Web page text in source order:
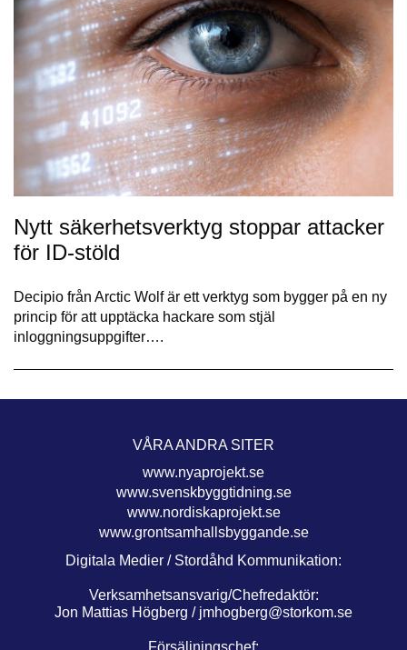
Nytt säkerhetsverktyg stoppar attacker
för ID-stöld
Decipio från Arctic Wolf är ett verktyg som bygger på en ny
princip för att upptäcka hackare som stjäl
inloggningsuppgifter….
VÅRA ANDRA SITER
www.nyaprojekt.se
www.svenskbyggtidning.se
www.nordiskaprojekt.se
www.grontsamhallsbyggande.se
Digitala Medier / Stordåhd Kommunikation:
Verksamhetsansvarig/Chefredaktör:
Jon Mattias Högberg / jmhogberg@storkom.se
Försäljningschef: